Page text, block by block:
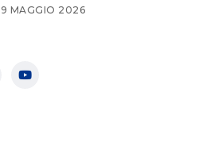
9 MAGGIO 2026